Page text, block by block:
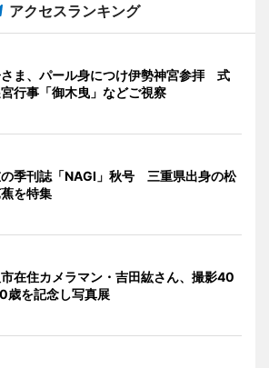
アクセスランキング
ま、パール身につけ伊勢神宮参拝 式
行事「御木曳」などご視察
季刊誌「NAGI」秋号 三重県出身の松
を特集
在住カメラマン・吉田紘さん、撮影40
歳を記念し写真展